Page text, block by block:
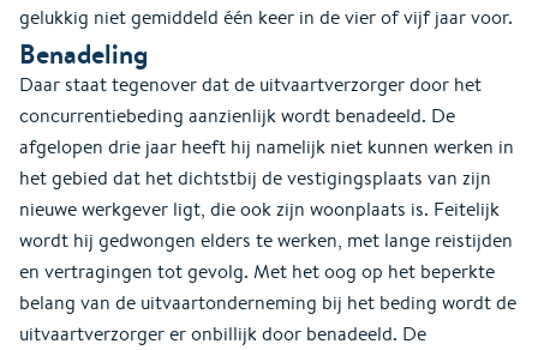
gelukkig niet gemiddeld één keer in de vier of vijf jaar voor.
Benadeling
Daar staat tegenover dat de uitvaartverzorger door het
concurrentiebeding aanzienlijk wordt benadeeld. De
afgelopen drie jaar heeft hij namelijk niet kunnen werken in
het gebied dat het dichtstbij de vestigingsplaats van zijn
nieuwe werkgever ligt, die ook zijn woonplaats is. Feitelijk
wordt hij gedwongen elders te werken, met lange reistijden
en vertragingen tot gevolg. Met het oog op het beperkte
belang van de uitvaartonderneming bij het beding wordt de
uitvaartverzorger er onbillijk door benadeeld. De